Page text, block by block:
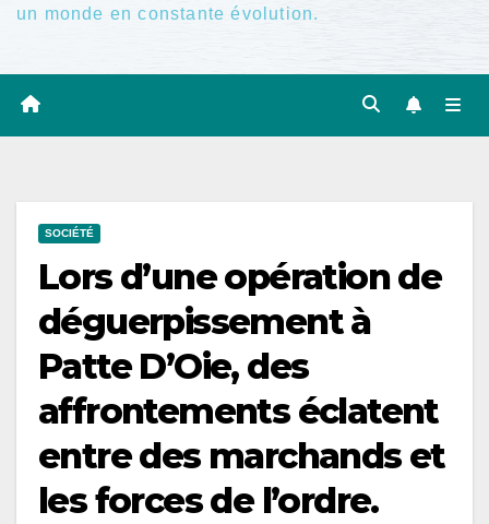
un monde en constante évolution.
SOCIÉTÉ
Lors d’une opération de
déguerpissement à
Patte D’Oie, des
affrontements éclatent
entre des marchands et
les forces de l’ordre.